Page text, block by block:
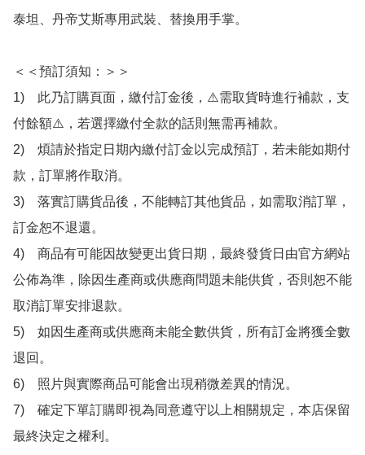
泰坦、丹帝艾斯專用武裝、替換用手掌。
＜＜預訂須知：＞＞
1)　此乃訂購頁面，繳付訂金後，⚠️需取貨時進行補款，支
付餘額⚠️，若選擇繳付全款的話則無需再補款。
2)　煩請於指定日期內繳付訂金以完成預訂，若未能如期付
款，訂單將作取消。
3)　落實訂購貨品後，不能轉訂其他貨品，如需取消訂單，
訂金恕不退還。
4)　商品有可能因故變更出貨日期，最終發貨日由官方網站
公佈為準，除因生產商或供應商問題未能供貨，否則恕不能
取消訂單安排退款。
5)　如因生產商或供應商未能全數供貨，所有訂金將獲全數
退回。
6)　照片與實際商品可能會出現稍微差異的情況。
7)　確定下單訂購即視為同意遵守以上相關規定，本店保留
最終決定之權利。